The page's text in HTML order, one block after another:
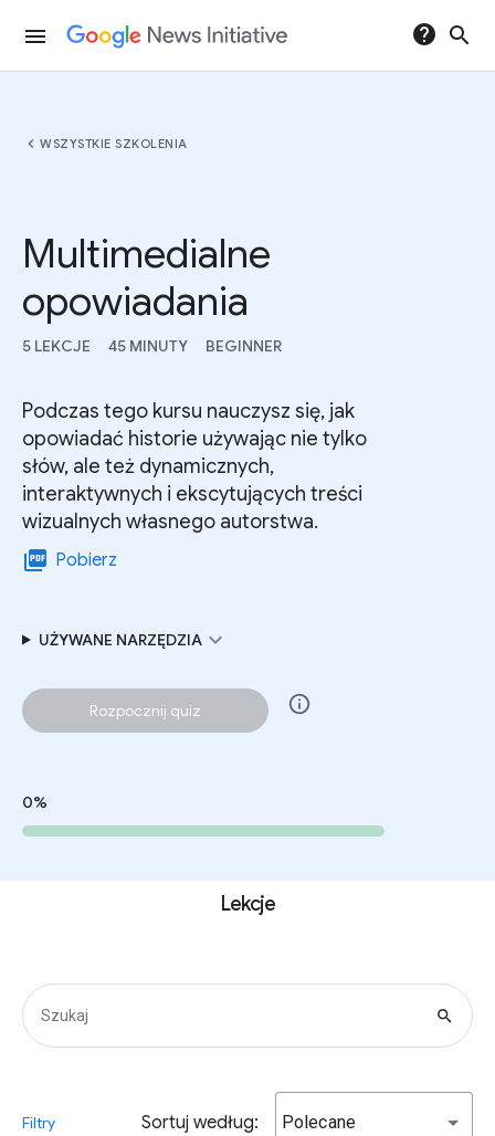
menu help search
chevron_left WSZYSTKIE SZKOLENIA
Multimedialne
opowiadania
5 LEKCJE 45 MINUTY BEGINNER
Podczas tego kursu nauczysz się, jak
opowiadać historie używając nie tylko
słów, ale też dynamicznych,
interaktywnych i ekscytujących treści
wizualnych własnego autorstwa.
picture_as_pdf Pobierz
UŻYWANE NARZĘDZIAexpand_more
Rozpocznij quiz info
0%
Lekcje
search
Filtry Sortuj według: Polecane